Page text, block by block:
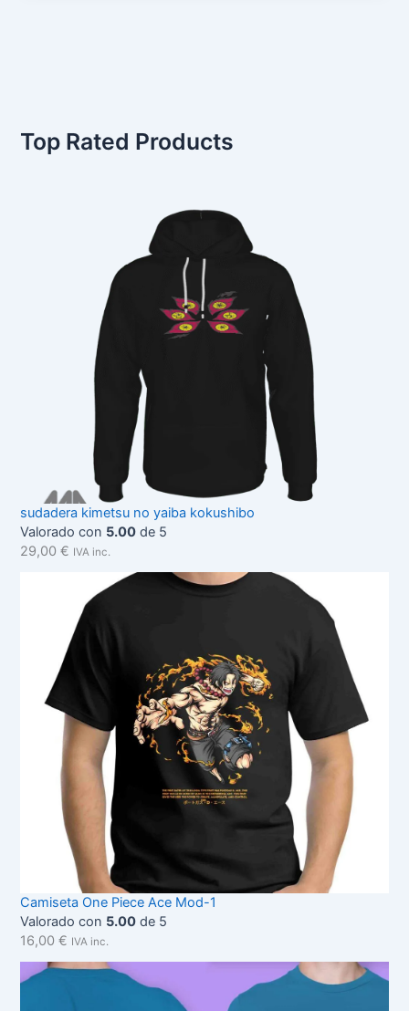
Top Rated Products
sudadera kimetsu no yaiba kokushibo
Valorado con 5.00 de 5
29,00€ IVA inc.
Camiseta One Piece Ace Mod-1
Valorado con 5.00 de 5
16,00€ IVA inc.